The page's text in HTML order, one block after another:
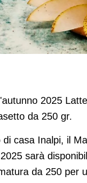
latterie
2025
da 250 gr.
di casa Inalpi, il
sarà
da 250 per